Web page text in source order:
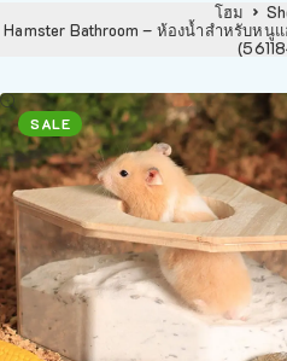
โฮม
Hamster Bathroom – ห้องน้ำสำหรับหนู
SALE